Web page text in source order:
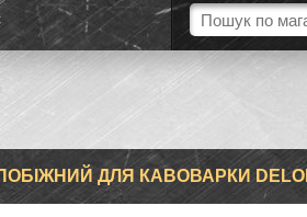
ДЛЯ КАВОВАРКИ